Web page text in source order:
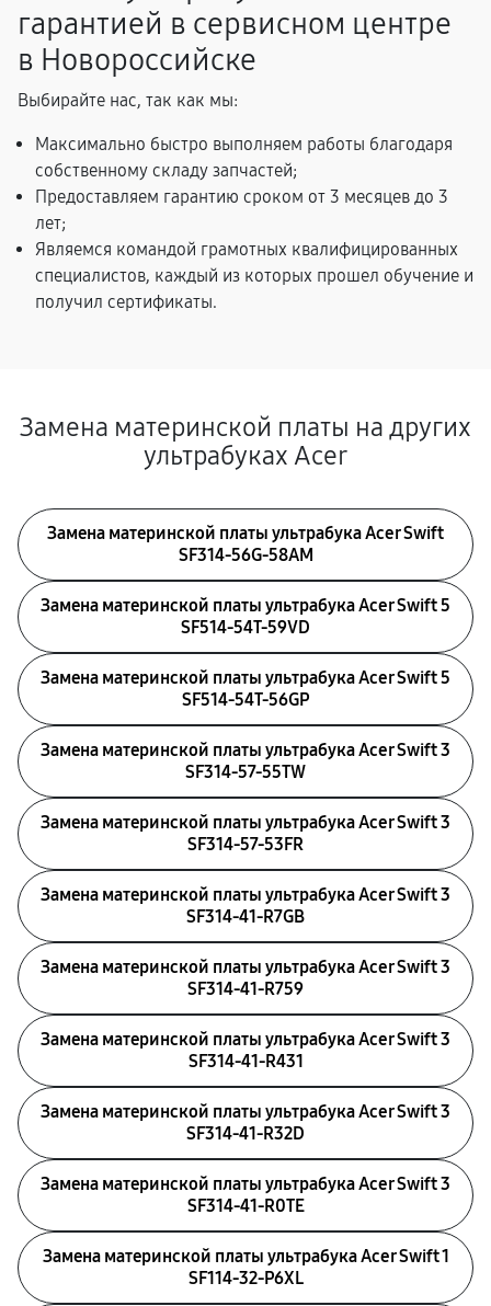
гарантией в сервисном центре
в Новороссийске
Выбирайте нас, так как мы:
Максимально быстро выполняем работы благодаря
собственному складу запчастей;
Предоставляем гарантию сроком от 3 месяцев до 3
лет;
Являемся командой грамотных квалифицированных
специалистов, каждый из которых прошел обучение и
получил сертификаты.
Замена материнской платы на других
ультрабуках Acer
Замена материнской платы ультрабука Acer Swift
SF314-56G-58AM
Замена материнской платы ультрабука Acer Swift 5
SF514-54T-59VD
Замена материнской платы ультрабука Acer Swift 5
SF514-54T-56GP
Замена материнской платы ультрабука Acer Swift 3
SF314-57-55TW
Замена материнской платы ультрабука Acer Swift 3
SF314-57-53FR
Замена материнской платы ультрабука Acer Swift 3
SF314-41-R7GB
Замена материнской платы ультрабука Acer Swift 3
SF314-41-R759
Замена материнской платы ультрабука Acer Swift 3
SF314-41-R431
Замена материнской платы ультрабука Acer Swift 3
SF314-41-R32D
Замена материнской платы ультрабука Acer Swift 3
SF314-41-R0TE
Замена материнской платы ультрабука Acer Swift 1
SF114-32-P6XL